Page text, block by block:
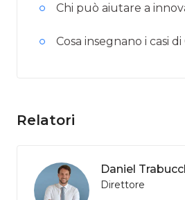
Chi può aiutare a
Cosa insegnano i casi
Relatori
Daniel
Direttore